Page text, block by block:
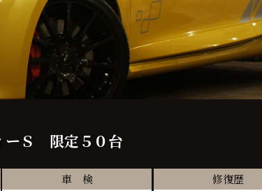
ーＳ 限定５０台
車 検
修復歴